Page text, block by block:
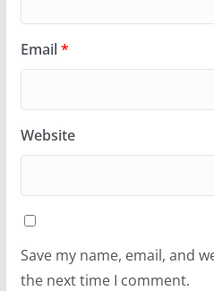
Email*
Website
Save my name, email, and
the next time I comment.